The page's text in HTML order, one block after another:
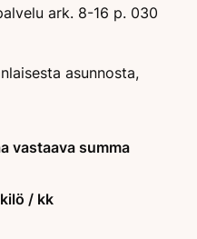
ark. 8-16 p. 030
asunnosta,
vastaava summa
/ kk